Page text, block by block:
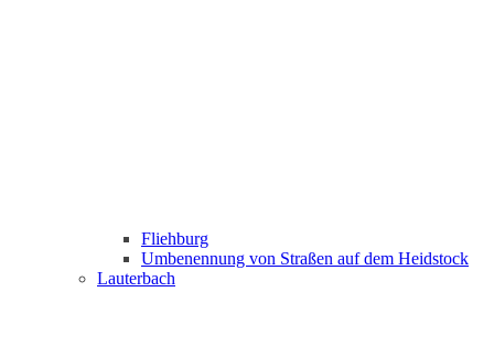
Fliehburg
Umbenennung von Straßen auf dem Heidstock
Lauterbach